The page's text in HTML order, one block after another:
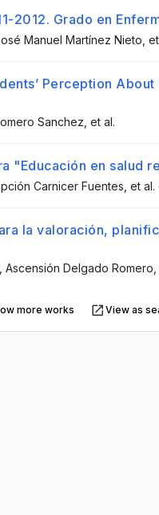
2012. Grado en
Manuel Martínez Nieto ,
Perception
Sanchez , et al.
"Educación en salud
Carnicer Fuentes , et al.
la valoración,
, Ascensión Delgado Romero
more works View as